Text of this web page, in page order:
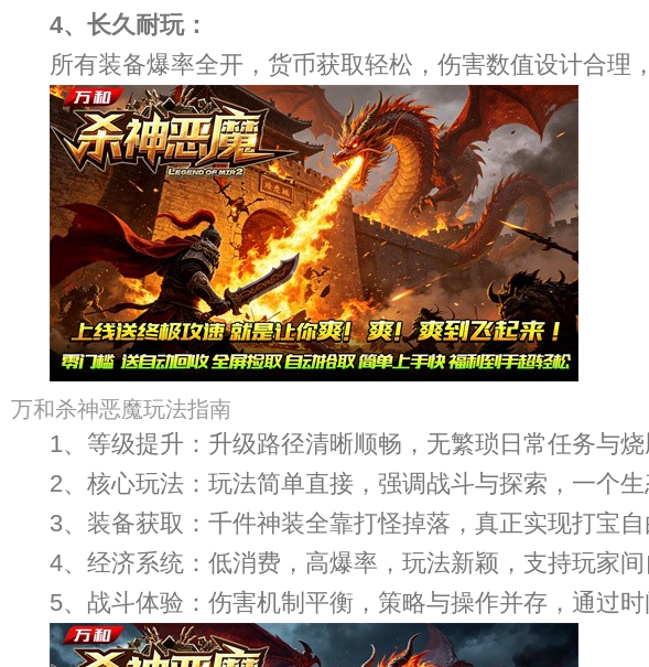
4、长久耐玩：
所有装备爆率全开，货币获取轻松，伤害数值设计合理
万和杀神恶魔玩法指南
1、等级提升：升级路径清晰顺畅，无繁琐日常任务与烧
2、核心玩法：玩法简单直接，强调战斗与探索，一个生
3、装备获取：千件神装全靠打怪掉落，真正实现打宝自
4、经济系统：低消费，高爆率，玩法新颖，支持玩家间
5、战斗体验：伤害机制平衡，策略与操作并存，通过时